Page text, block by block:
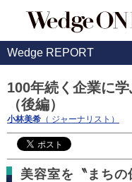
Wedge REPORT
100年続く企業に
（後編）
小林美希 （ ジャーナリスト）
美容室を〝まちの